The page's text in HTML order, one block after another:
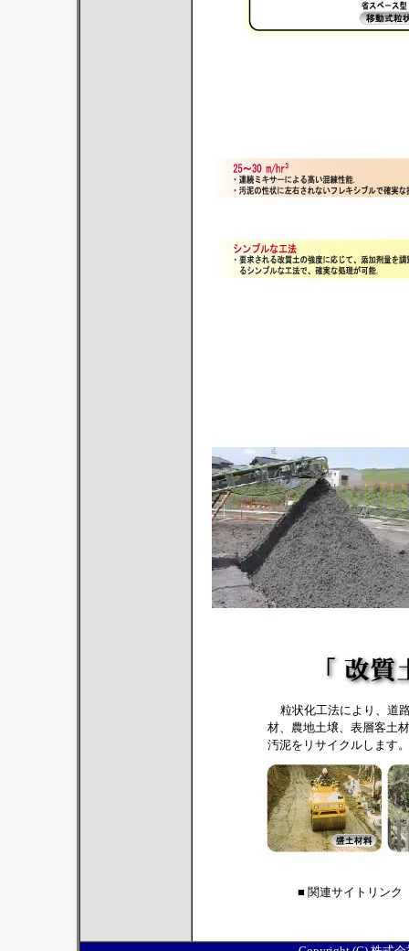
粒状化工法により、道
材、農地土壌、表層客土
汚泥をリサイクルします。
■ 関連サイトリン